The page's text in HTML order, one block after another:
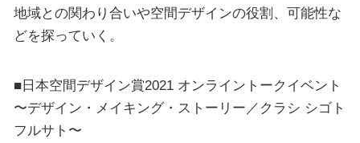
地域との関わり合いや空間デザインの役割、可能性な
どを探っていく。
■⽇本空間デザイン賞2021 オンライントークイベント
〜デザイン・メイキング・ストーリー／クラシ シゴト
フルサト〜